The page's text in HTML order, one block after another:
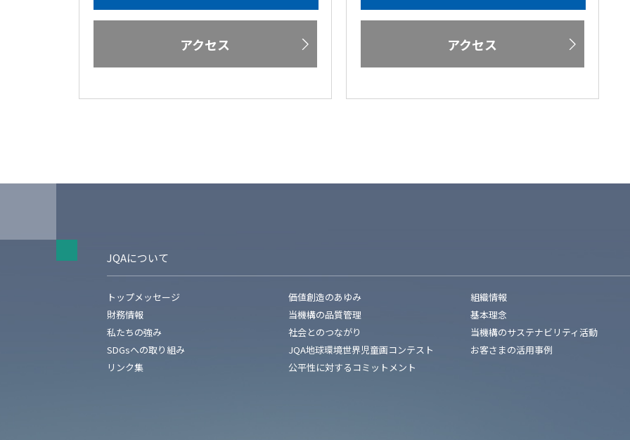
アクセス アクセス
JQAについて
トップメッセージ 価値創造のあゆみ
組織情報
財務情報
当機構の品質管理
基本理念
私たちの強み
社会とのつながり
当機構のサステナビリティ活動
SDGsへの取り組み
JQA地球環境世界児童画コンテスト
お客さまの活用事例
リンク集
公平性に対するコミットメント